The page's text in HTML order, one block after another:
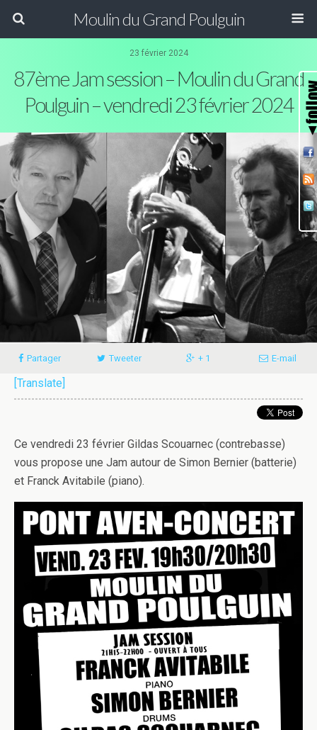
Moulin du Grand Poulguin
23 février 2024
87ème Jam session – Moulin du Grand
Poulguin – vendredi 23 février 2024
Partager Tweeter + 1 E-mail
[Translate]
Ce vendredi 23 février Gildas Scouarnec (contrebasse)
vous propose une Jam autour de Simon Bernier (batterie)
et Franck Avitabile (piano).